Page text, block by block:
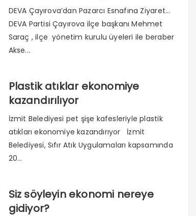
DEVA Çayırova’dan Pazarcı Esnafına Ziyaret…
DEVA Partisi Çayırova ilçe başkanı Mehmet
Saraç , ilçe yönetim kurulu üyeleri ile beraber
Akse...
Plastik atıklar ekonomiye
kazandırılıyor
İzmit Belediyesi pet şişe kafesleriyle plastik
atıkları ekonomiye kazandırıyor İzmit
Belediyesi, Sıfır Atık Uygulamaları kapsamında
20...
Siz söyleyin ekonomi nereye
gidiyor?